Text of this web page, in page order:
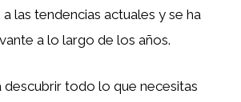
las tendencias actuales y se ha
a lo largo de los años.
descubrir todo lo que necesitas